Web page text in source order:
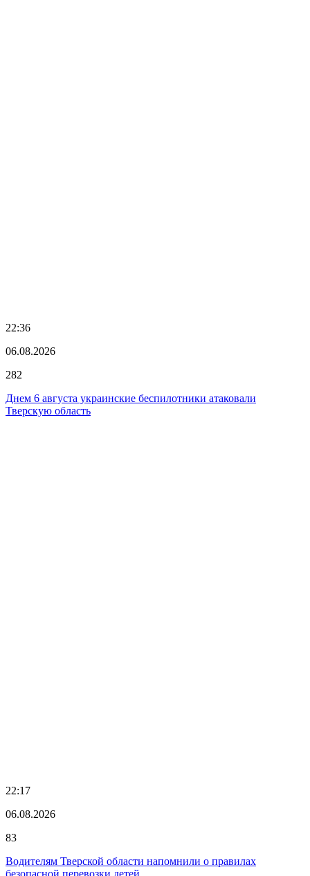
22:36
06.08.2026
282
Днем 6 августа украинские беспилотники атаковали
Тверскую область
22:17
06.08.2026
83
Водителям Тверской области напомнили о правилах
безопасной перевозки детей